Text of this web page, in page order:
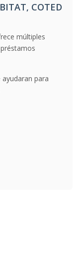
COTED
múltiples
para